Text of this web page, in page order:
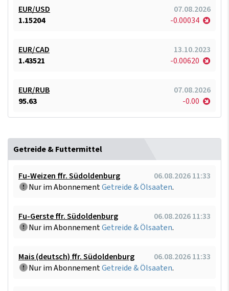
EUR/USD
07.08.2026
1.15204
-0.00034
EUR/CAD
13.10.2023
1.43521
-0.00620
EUR/RUB
07.08.2026
95.63
-0.00
Getreide & Futtermittel
Fu-Weizen ffr. Südoldenburg
06.08.2026 11:33
Nur im AbonnementGetreide & Ölsaaten.
Fu-Gerste ffr. Südoldenburg
06.08.2026 11:33
Nur im AbonnementGetreide & Ölsaaten.
Mais (deutsch) ffr. Südoldenburg
06.08.2026 11:33
Nur im AbonnementGetreide & Ölsaaten.